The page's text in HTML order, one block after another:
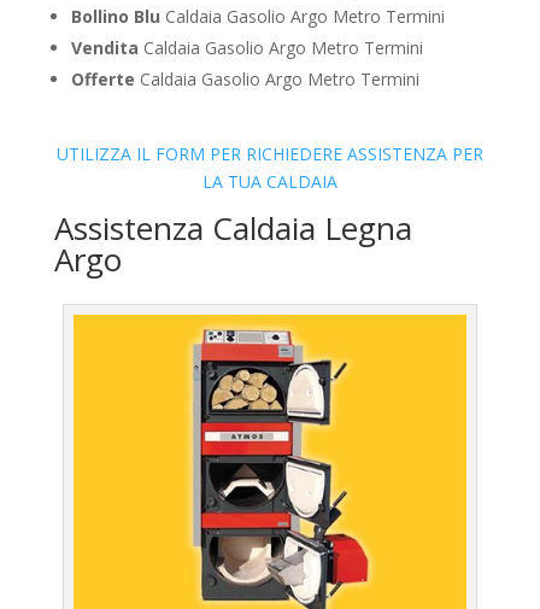
Bollino Blu Caldaia Gasolio Argo Metro Termini
Vendita Caldaia Gasolio Argo Metro Termini
Offerte Caldaia Gasolio Argo Metro Termini
UTILIZZA IL FORM PER RICHIEDERE ASSISTENZA PER
LA TUA CALDAIA
Assistenza Caldaia Legna
Argo